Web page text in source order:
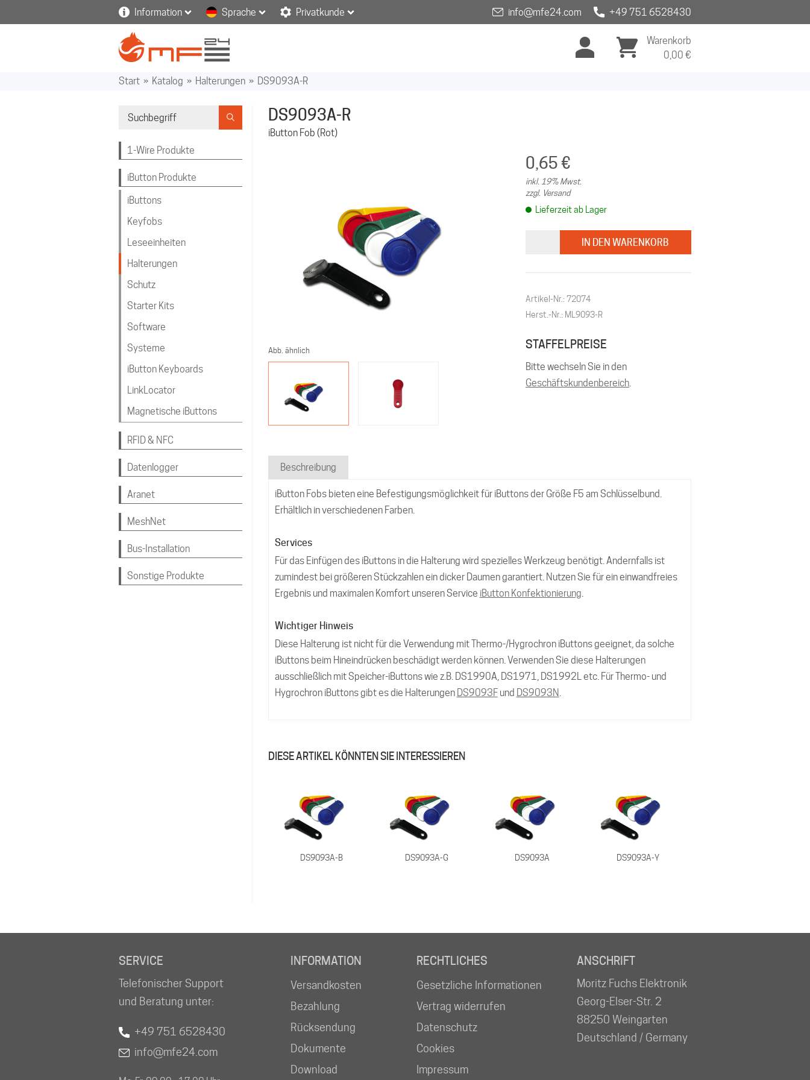
Information Sprache Privatkunde info@mfe24.com +49 751 6528430
Warenkorb
0,00 €
Start » Katalog » Halterungen » DS9093A-R
1-Wire Produkte
iButton Produkte
iButtons
Keyfobs
Leseeinheiten
Halterungen
Schutz
Starter Kits
Software
Systeme
iButton Keyboards
LinkLocator
Magnetische iButtons
RFID & NFC
Datenlogger
Aranet
MeshNet
Bus-Installation
Sonstige Produkte
DS9093A-R
iButton Fob (Rot)
Abb. ähnlich
IN DEN WARENKORB
0,65 €
inkl. 19% Mwst.
zzgl. Versand
Lieferzeit ab Lager
Artikel-Nr.: 72074
Herst.-Nr.: ML9093-R
STAFFELPREISE
Bitte wechseln Sie in den
Geschäftskundenbereich.
Beschreibung
iButton Fobs bieten eine Befestigungsmöglichkeit für iButtons der Größe F5 am Schlüsselbund.
Erhältlich in verschiedenen Farben.
Services
Für das Einfügen des iButtons in die Halterung wird spezielles Werkzeug benötigt. Andernfalls ist
zumindest bei größeren Stückzahlen ein dicker Daumen garantiert. Nutzen Sie für ein einwandfreies
Ergebnis und maximalen Komfort unseren Service iButton Konfektionierung.
Wichtiger Hinweis
Diese Halterung ist nicht für die Verwendung mit Thermo-/Hygrochron iButtons geeignet, da solche
iButtons beim Hineindrücken beschädigt werden können. Verwenden Sie diese Halterungen
ausschließlich mit Speicher-iButtons wie z.B. DS1990A, DS1971, DS1992L etc. Für Thermo- und
Hygrochron iButtons gibt es die Halterungen DS9093Fund DS9093N.
DIESE ARTIKEL KÖNNTEN SIE INTERESSIEREN
DS9093A-B DS9093A-G DS9093A DS9093A-Y
SERVICE
Telefonischer Support
und Beratung unter:
+49 751 6528430
info@mfe24.com
INFORMATION
Versandkosten
Bezahlung
Rücksendung
Dokumente
Download
RECHTLICHES
Gesetzliche Informationen
Vertrag widerrufen
Datenschutz
Cookies
Impressum
ANSCHRIFT
Moritz Fuchs Elektronik
Georg-Elser-Str. 2
88250 Weingarten
Deutschland / Germany